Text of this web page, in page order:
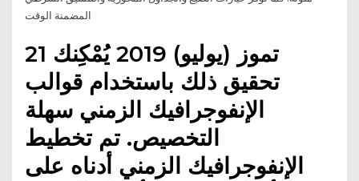
21 تموز (يوليو) 2019 يُمْكِنك
تحقيق ذلك باستخدام قوالب
الإنفوجرافيك الزمني سهلة
التخصيص. تم تخطيط
الإنفوجرافيك الزمني أدناه على